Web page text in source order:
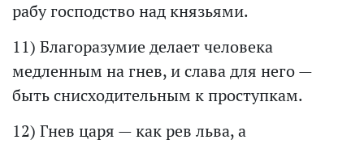
рабу господство над князьями.
11) Благоразумие делает человека
медленным на гнев, и слава для него —
быть снисходительным к проступкам.
12) Гнев царя — как рев льва, а